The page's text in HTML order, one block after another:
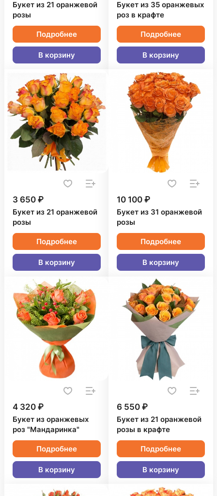
Букет из 21 оранжевой
розы
Подробнее
В корзину
Букет из 35 оранжевых
роз в крафте
Подробнее
В корзину
3 650 ₽
Букет из 21 оранжевой
розы
Подробнее
В корзину
10 100 ₽
Букет из 31 оранжевой
розы
Подробнее
В корзину
4 320 ₽
Букет из оранжевых
роз "Мандаринка"
Подробнее
В корзину
6 550 ₽
Букет из 21 оранжевой
розы в крафте
Подробнее
В корзину